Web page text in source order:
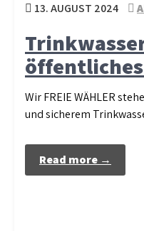
13. AUGUST 2024
Wir FREIE WÄHLER
und sicherem
Read more →